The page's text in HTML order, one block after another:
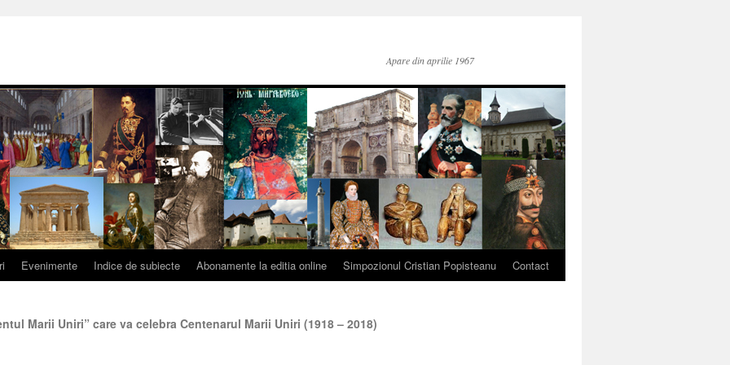
Apare din aprilie 1967
Evenimente Indice de subiecte Abonamente la editia online Simpozionul Cristian Popisteanu Contact
Marii Uniri” care va celebra Centenarul Marii Uniri (1918 – 2018)